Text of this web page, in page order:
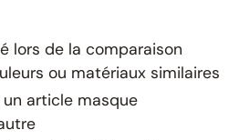
lors de la comparaison
ou matériaux similaires
article masque